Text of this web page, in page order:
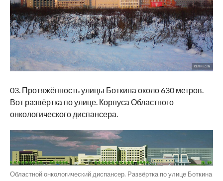
03. Протяжённость улицы Боткина около 630 метров.
Вот развёртка по улице. Корпуса Областного
онкологического диспансера.
Областной онкологический диспансер. Развёртка по улице Боткина